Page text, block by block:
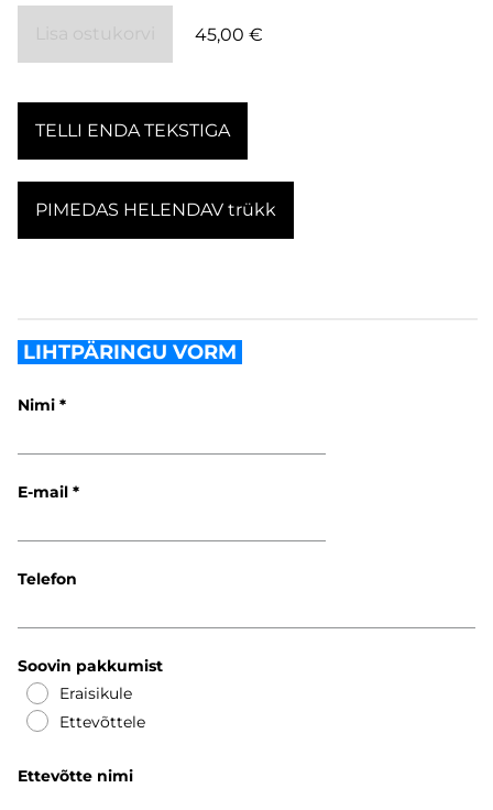
45,00 €
TELLI ENDA TEKSTIGA
PIMEDAS HELENDAV trükk
LIHTPÄRINGU VORM
Nimi
E-mail
Telefon
Soovin pakkumist
Eraisikule
Ettevõttele
Ettevõtte nimi